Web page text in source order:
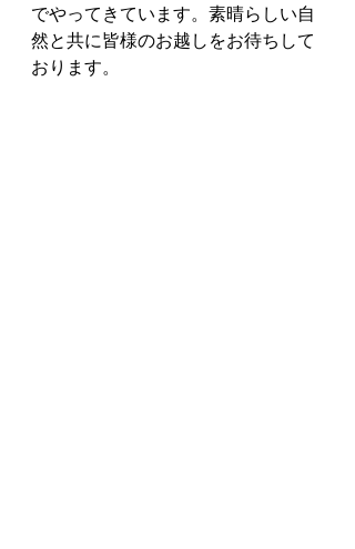
でやってきています。素晴らしい自
然と共に皆様のお越しをお待ちして
おります。